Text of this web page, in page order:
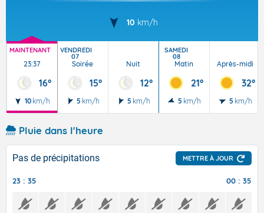
10 km/h
MAINTENANT
23:37
16°
10 km/h
VENDREDI
07
Soirée
15°
5 km/h
Nuit
12°
5 km/h
SAMEDI
08
Matin
21°
5 km/h
Après-midi
32°
5 km/h
Pluie dans l'heure
Pas de précipitations METTRE À JOUR
23 : 35 00 : 35